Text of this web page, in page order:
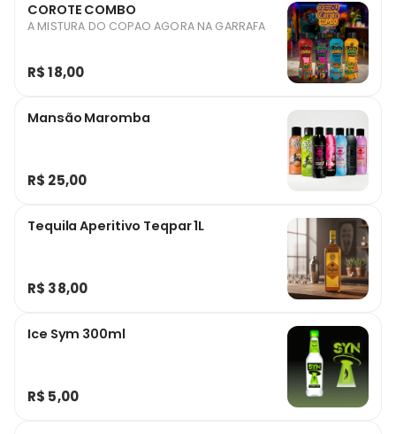
COROTE COMBO
A MISTURA DO COPAO AGORA NA GARRAFA
R$ 18,00
Mansão Maromba
R$ 25,00
Tequila Aperitivo Teqpar 1L
R$ 38,00
Ice Sym 300ml
R$ 5,00